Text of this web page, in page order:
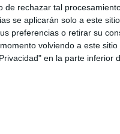
de rechazar tal
se aplicarán solo a este
preferencias o retirar su
volviendo a este
en la parte inferior